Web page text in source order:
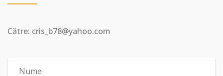
Către: cris_b78@yahoo.com